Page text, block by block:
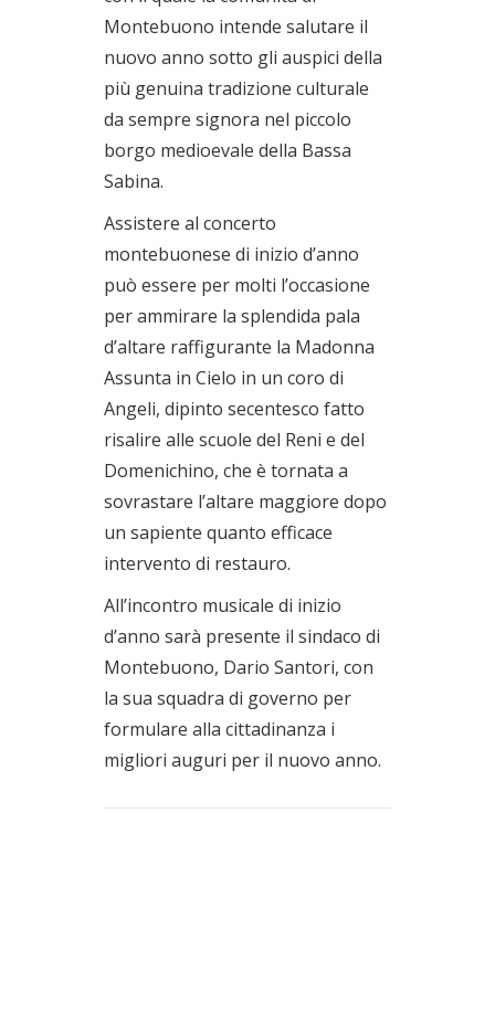
Montebuono intende salutare il
nuovo anno sotto gli auspici della
più genuina tradizione culturale
da sempre signora nel piccolo
borgo medioevale della Bassa
Sabina.
Assistere al concerto
montebuonese di inizio d’anno
può essere per molti l’occasione
per ammirare la splendida pala
d’altare raffigurante la Madonna
Assunta in Cielo in un coro di
Angeli, dipinto secentesco fatto
risalire alle scuole del Reni e del
Domenichino, che è tornata a
sovrastare l’altare maggiore dopo
un sapiente quanto efficace
intervento di restauro.
All’incontro musicale di inizio
d’anno sarà presente il sindaco di
Montebuono, Dario Santori, con
la sua squadra di governo per
formulare alla cittadinanza i
migliori auguri per il nuovo anno.